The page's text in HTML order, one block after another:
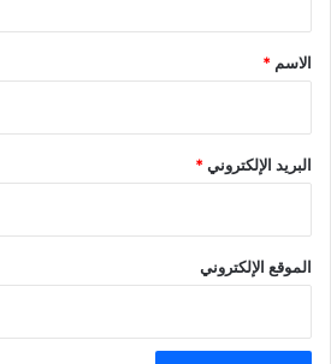
*
الاسم *
البريد الإلكتروني*
الموقع الإلكتروني